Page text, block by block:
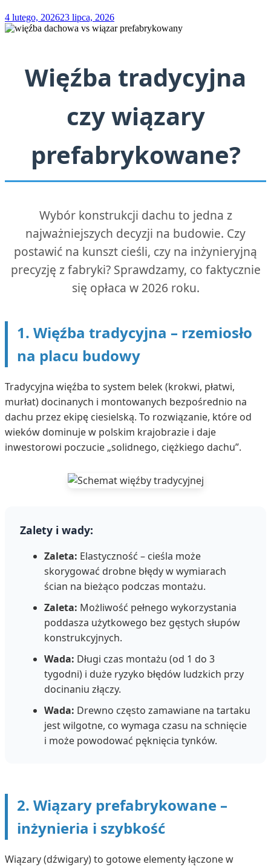
4 lutego, 202623 lipca, 2026
Więźba tradycyjna
czy wiązary
prefabrykowane?
Wybór konstrukcji dachu to jedna z
najważniejszych decyzji na budowie. Czy
postawić na kunszt cieśli, czy na inżynieryjną
precyzję z fabryki? Sprawdzamy, co faktycznie
się opłaca w 2026 roku.
1. Więźba tradycyjna – rzemiosło
na placu budowy
Tradycyjna więźba to system belek (krokwi, płatwi,
murłat) docinanych i montowanych bezpośrednio na
dachu przez ekipę ciesielską. To rozwiązanie, które od
wieków dominuje w polskim krajobrazie i daje
inwestorowi poczucie „solidnego, ciężkiego dachu”.
Zalety i wady:
Zaleta: Elastyczność – cieśla może
skorygować drobne błędy w wymiarach
ścian na bieżąco podczas montażu.
Zaleta: Możliwość pełnego wykorzystania
poddasza użytkowego bez gęstych słupów
konstrukcyjnych.
Wada: Długi czas montażu (od 1 do 3
tygodni) i duże ryzyko błędów ludzkich przy
docinaniu złączy.
Wada: Drewno często zamawiane na tartaku
jest wilgotne, co wymaga czasu na schnięcie
i może powodować pęknięcia tynków.
2. Wiązary prefabrykowane –
inżynieria i szybkość
Wiązary (dźwigary) to gotowe elementy łączone w